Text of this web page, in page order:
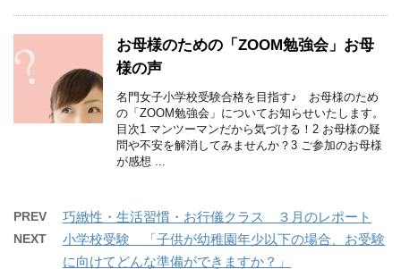
お母様のための「ZOOM勉強会」お母
様の声
名門女子小学校受験合格を目指す♪ お母様のため
の「ZOOM勉強会」についてお知らせいたします。
目次1 マンツーマンだから気づける！2 お母様の疑
問や不安を解消してみませんか？3 ご参加のお母様
が感想 ...
PREV 巧緻性・生活習慣・お行儀クラス ３月のレポート
NEXT
小学校受験 「子供が幼稚園年少以下の場合、お受験
に向けてどんな準備ができますか？」